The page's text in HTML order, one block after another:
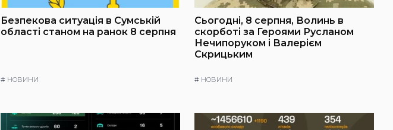
Безпекова ситуація в Сумській
області станом на ранок 8 серпня
# НОВИНИ
Сьогодні, 8 серпня, Волинь в
скорботі за Героями Русланом
Нечипоруком і Валерієм
Скрицьким
# НОВИНИ